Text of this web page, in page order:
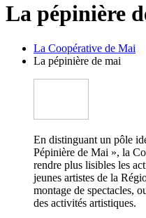
La pépinière
La Coopérative de Mai
La pépinière de mai
En distinguant un pôle
Pépinière de Mai », la
rendre plus lisibles les
jeunes artistes de la
montage de spectacles,
des activités artistiques.